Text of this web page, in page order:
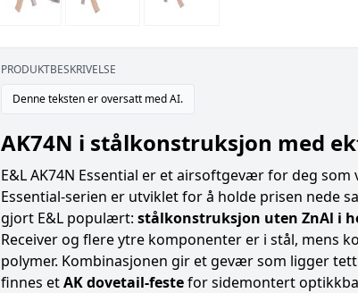
PRODUKTBESKRIVELSE
Denne teksten er oversatt med AI.
AK74N i stålkonstruksjon med
E&L AK74N Essential er et airsoftgevær for deg
Essential-serien er utviklet for å holde prisen nede
gjort E&L populært: stålkonstruksjon uten ZnAl i
Receiver og flere ytre komponenter er i stål, mens
polymer. Kombinasjonen gir et gevær som ligger
finnes etAK dovetail-festefor sidemontert